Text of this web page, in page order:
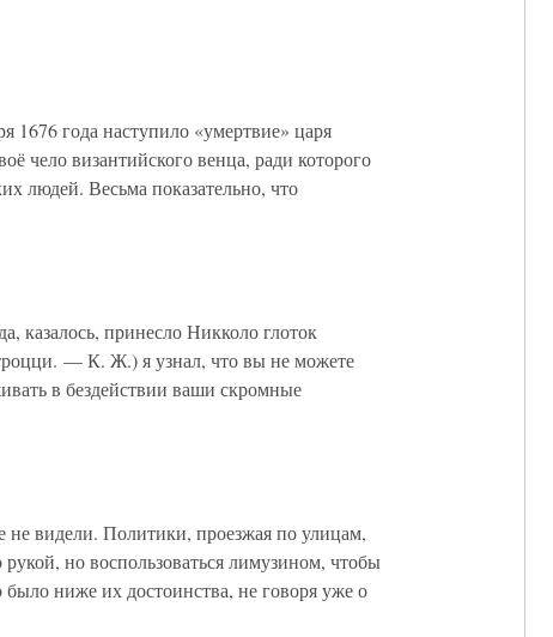
года наступило «умертвие» царя
чело византийского венца, ради которого
людей. Весьма показательно, что
принесло Никколо глоток
— К. Ж.) я узнал, что вы не можете
в бездействии ваши скромные
видели. Политики, проезжая по улицам,
но воспользоваться лимузином, чтобы
ниже их достоинства, не говоря уже о